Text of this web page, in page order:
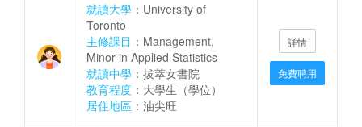
就讀大學 ：University of
Toronto
主修課目 ：Management,
Minor in Applied Statistics
就讀中學 ：拔萃女書院
教育程度 ：大學生（學位）
居住地區 ：油尖旺
詳情
免費聘用